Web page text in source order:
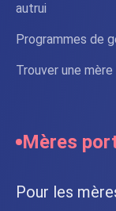
autrui
Programmes de
Trouver une
Mères
Pour les